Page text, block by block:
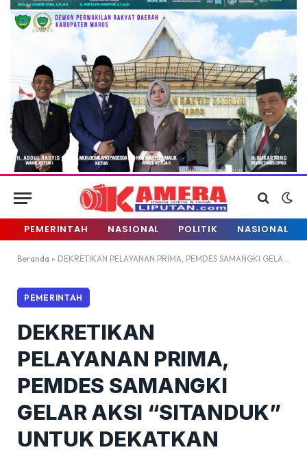
PEMERINTAH NASIONAL POLITIK NASIONAL
Beranda » DEKRETIKAN PELAYANAN PRIMA, PEMDES SAMANGKI GELAR AKSI “SITANDUK” UNTUK DEKATKAN DOKUMEN KEPENDUDUKAN KE WARGA
PEMERINTAH
DEKRETIKAN
PELAYANAN PRIMA,
PEMDES SAMANGKI
GELAR AKSI “SITANDUK”
UNTUK DEKATKAN